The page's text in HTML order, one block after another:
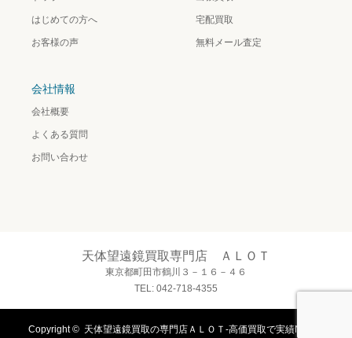
はじめての方へ
お客様の声
宅配買取
無料メール査定
会社情報
会社概要
よくある質問
お問い合わせ
天体望遠鏡買取専門店 ＡＬＯＴ
東京都町田市鶴川３－１６－４６
TEL: 042-718-4355
Copyright © 天体望遠鏡買取の専門店ＡＬＯＴ-高価買取で実績No.1！